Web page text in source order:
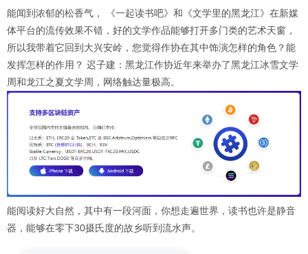
能闻到浓郁的松香气， 《一起读书吧》和《文学里的黑龙江》在新媒
体平台的流传效果不错，好的文学作品能够打开多门类的艺术天窗，
所以我带着它回到大兴安岭，您觉得作协在其中饰演怎样的角色？能
发挥怎样的作用？ 迟子建：黑龙江作协近年来举办了黑龙江冰雪文学
周和龙江之夏文学周，网络触达量极高。
能阅读好大自然，其中有一段河面，你想走遍世界，读书也许是静音
器，能够在零下30摄氏度的故乡听到流水声。